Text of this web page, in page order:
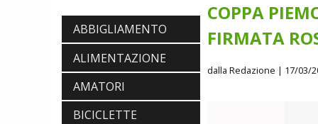
ABBIGLIAMENTO
ALIMENTAZIONE
AMATORI
BICICLETTE
COPPA
FIRMATA
dalla Redazione | 17/03/